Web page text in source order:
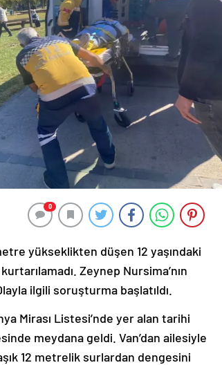
0
yükseklikten düşen 12 yaşındaki
Zeynep Nursima’nın
ilgili soruşturma başlatıldı.
Mirası Listesi’nde yer alan tarihi
meydana geldi. Van’dan ailesiyle
12 metrelik surlardan dengesini